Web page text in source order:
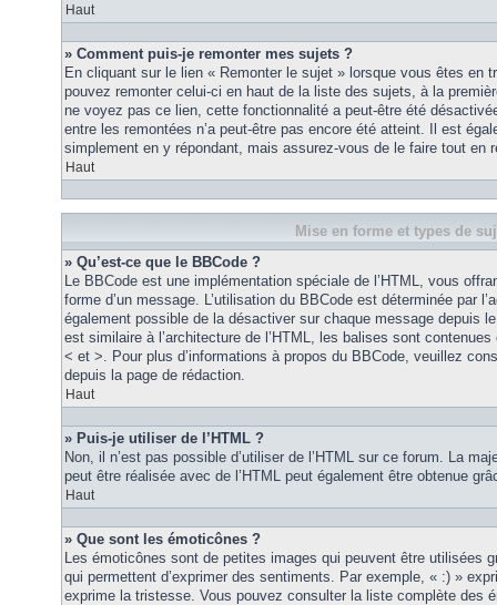
Haut
» Comment puis-je remonter mes sujets ?
En cliquant sur le lien « Remonter le sujet » lorsque vous êtes en
pouvez remonter celui-ci en haut de la liste des sujets, à la
ne voyez pas ce lien, cette fonctionnalité a peut-être été
entre les remontées n’a peut-être pas encore été atteint. Il est
simplement en y répondant, mais assurez-vous de le faire tout en
Haut
Mise en forme et types de
» Qu’est-ce que le BBCode ?
Le BBCode est une implémentation spéciale de l’HTML, vous
forme d’un message. L’utilisation du BBCode est déterminée par
également possible de la désactiver sur chaque message depuis
est similaire à l’architecture de l’HTML, les balises sont
< et >. Pour plus d’informations à propos du BBCode, veuillez
depuis la page de rédaction.
Haut
» Puis-je utiliser de l’HTML ?
Non, il n’est pas possible d’utiliser de l’HTML sur ce forum. La
peut être réalisée avec de l’HTML peut également être obtenue
Haut
» Que sont les émoticônes ?
Les émoticônes sont de petites images qui peuvent être utilisées
qui permettent d’exprimer des sentiments. Par exemple, « :) »
exprime la tristesse. Vous pouvez consulter la liste complète des